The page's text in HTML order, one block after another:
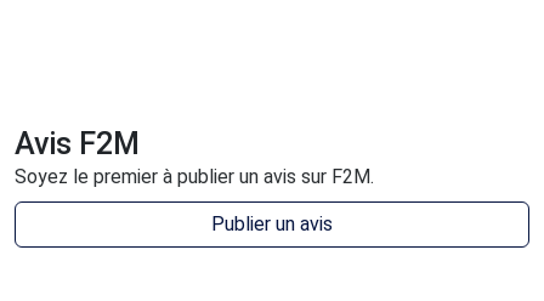
Avis F2M
Soyez le premier à publier un avis sur F2M.
Publier un avis